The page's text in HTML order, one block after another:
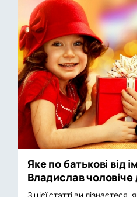
Яке по батькові від
Владислав